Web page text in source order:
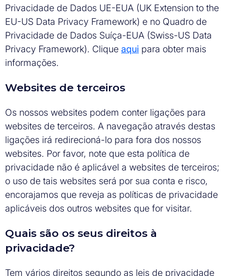
Privacidade de Dados UE-EUA (UK Extension to the
EU-US Data Privacy Framework) e no Quadro de
Privacidade de Dados Suíça-EUA (Swiss-US Data
Privacy Framework). Clique aqui para obter mais
informações.
Websites de terceiros
Os nossos websites podem conter ligações para
websites de terceiros. A navegação através destas
ligações irá redirecioná-lo para fora dos nossos
websites. Por favor, note que esta política de
privacidade não é aplicável a websites de terceiros;
o uso de tais websites será por sua conta e risco,
encorajamos que reveja as políticas de privacidade
aplicáveis dos outros websites que for visitar.
Quais são os seus direitos à
privacidade?
Tem vários direitos segundo as leis de privacidade